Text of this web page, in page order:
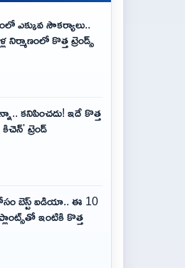
ఎక్కువ సౌకర్యాలు..
నిర్మాణంలో కొత్త ట్రెండ్స్
కనిపించదు! ఇదే కొత్త
ట్రెండ్
బెస్ట్ ఐడియా.. ఈ 10
ఇంటికి కొత్త